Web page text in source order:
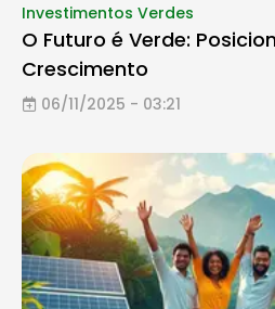
Investimentos Verdes
O Futuro é Verde:
Crescimento
06/11/2025 - 03:21